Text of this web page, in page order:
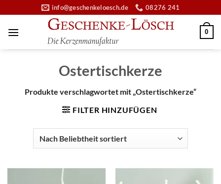
Inhalt
springen
info@geschenkeloesch.de 08276 241
0
Ostertischkerze
Produkte verschlagwortet mit „Ostertischkerze“
FILTER HINZUFÜGEN